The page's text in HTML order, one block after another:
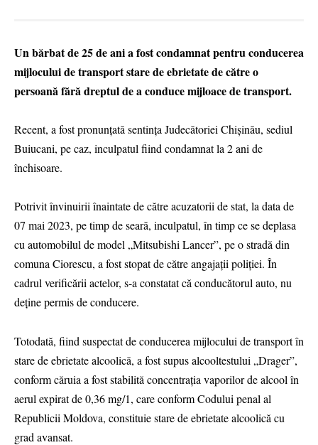
Un bărbat de 25 de ani a fost condamnat pentru conducerea
mijlocului de transport stare de ebrietate de către o
persoană fără dreptul de a conduce mijloace de transport.
Recent, a fost pronunțată sentința Judecătoriei Chișinău, sediul
Buiucani, pe caz, inculpatul fiind condamnat la 2 ani de
închisoare.
Potrivit învinuirii înaintate de către acuzatorii de stat, la data de
07 mai 2023, pe timp de seară, inculpatul, în timp ce se deplasa
cu automobilul de model „Mitsubishi Lancer”, pe o stradă din
comuna Ciorescu, a fost stopat de către angajații poliției. În
cadrul verificării actelor, s-a constatat că conducătorul auto, nu
deține permis de conducere.
Totodată, fiind suspectat de conducerea mijlocului de transport în
stare de ebrietate alcoolică, a fost supus alcooltestului „Drager”,
conform căruia a fost stabilită concentrația vaporilor de alcool în
aerul expirat de 0,36 mg/1, care conform Codului penal al
Republicii Moldova, constituie stare de ebrietate alcoolică cu
grad avansat.